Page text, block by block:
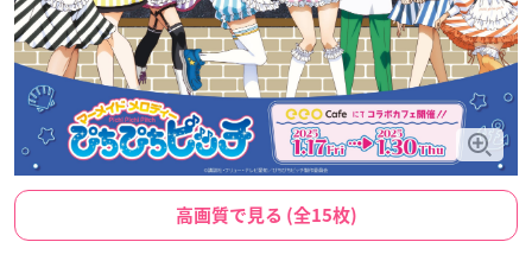
高画質で見る (全15枚)